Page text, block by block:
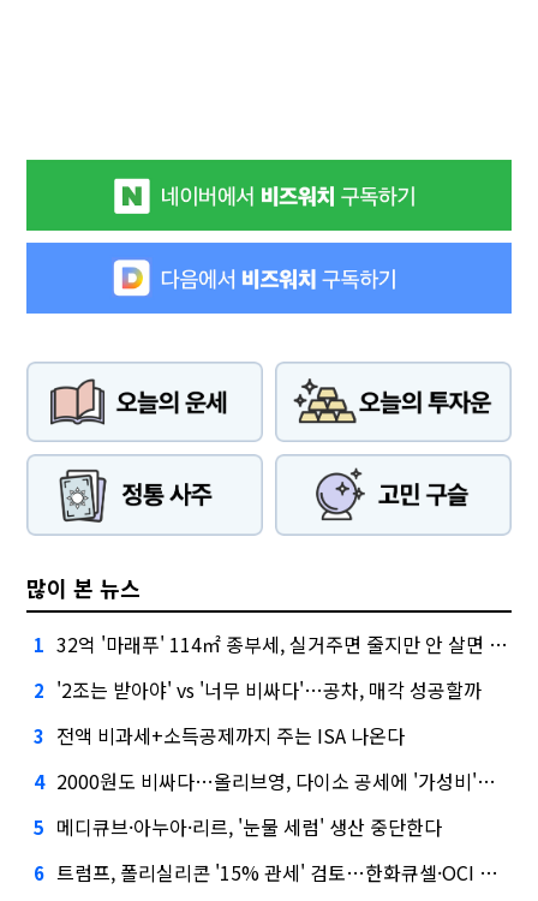
많이 본 뉴스
1 32억 '마래푸' 114㎡ 종부세, 실거주면 줄지만 안 살면 2.5배
2 '2조는 받아야' vs '너무 비싸다'…공차, 매각 성공할까
3 전액 비과세+소득공제까지 주는 ISA 나온다
4 2000원도 비싸다…올리브영, 다이소 공세에 '가성비'로 맞불
5 메디큐브·아누아·리르, '눈물 세럼' 생산 중단한다
6 트럼프, 폴리실리콘 '15% 관세' 검토…한화큐셀·OCI 영향은?